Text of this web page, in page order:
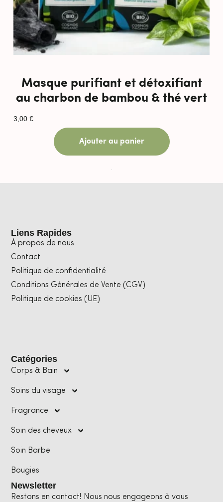
Masque purifiant et détoxifiant
au charbon de bambou & thé vert
3,00 €
Ajouter au panier
Catégories
Corps & Bain
Soins du visage
Fragrance
Soin des cheveux
Soin Barbe
Bougies
Liens Rapides
À propos de nous
Contact
Politique de confidentialité
Conditions Générales de Vente (CGV)
Politique de cookies (UE)
Newsletter
Restons en contact! Nous nous engageons à vous